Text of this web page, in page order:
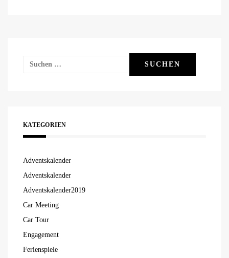
Suchen
KATEGORIEN
Adventskalender
Adventskalender
Adventskalender2019
Car Meeting
Car Tour
Engagement
Ferienspiele